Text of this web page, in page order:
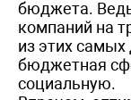
бюджета.
компаний на
из этих самых
бюджетная
социальную.